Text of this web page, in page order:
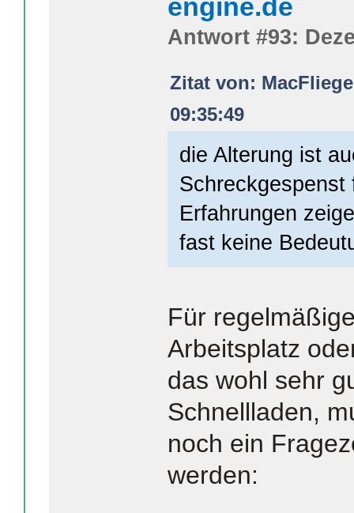
engine.de
Antwort #93:
Zitat von:
09:35:49
die Alterung ist
Schreckgespenst
Erfahrungen
fast keine
Für
Arbeitsplatz
das wohl sehr
Schnellladen,
noch ein
werden: